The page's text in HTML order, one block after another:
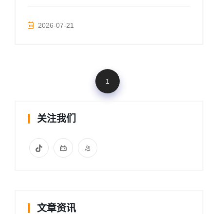
2026-07-21
1
关注我们
文章资讯